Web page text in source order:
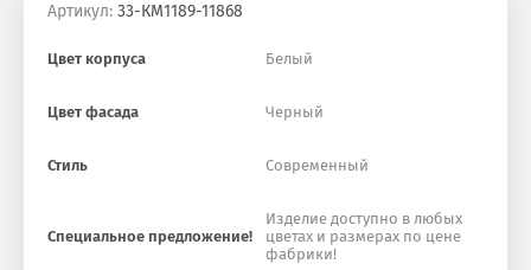
Артикул: 33-КМ1189-11868
Цвет корпуса Белый
Цвет фасада Черный
Стиль Современный
Специальное предложение!
Изделие доступно в любых
цветах и размерах по цене
фабрики!